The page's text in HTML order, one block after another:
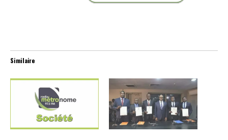
Similaire